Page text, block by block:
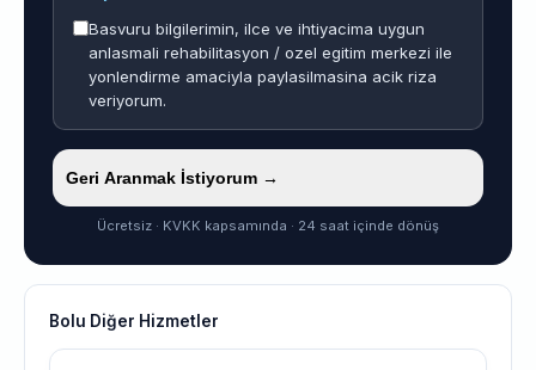
Basvuru bilgilerimin, ilce ve ihtiyacima uygun
anlasmali rehabilitasyon / ozel egitim merkezi ile
yonlendirme amaciyla paylasilmasina acik riza
veriyorum.
Geri Aranmak İstiyorum →
Ücretsiz · KVKK kapsamında · 24 saat içinde dönüş
Bolu Diğer Hizmetler